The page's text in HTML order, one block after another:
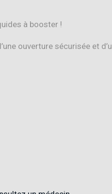
à booster !
ouverture sécurisée et